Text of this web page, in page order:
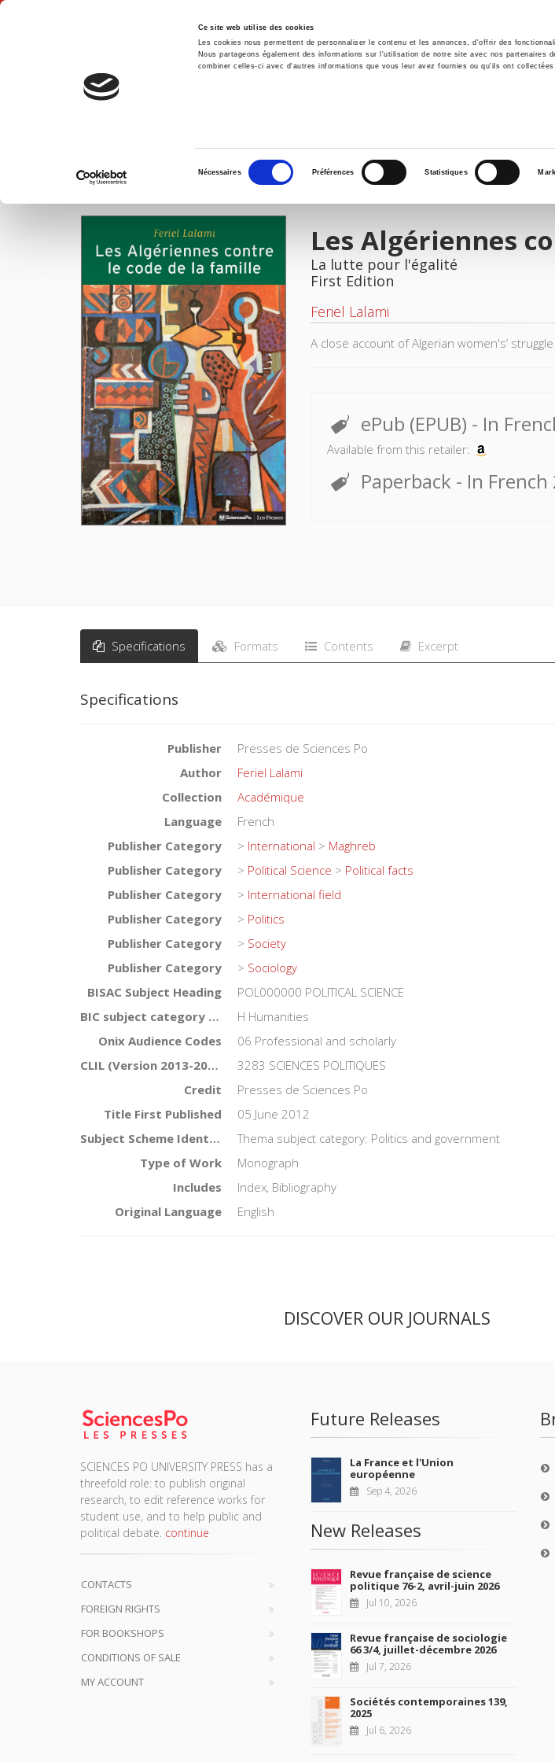
Ce site web utilise des cookies
Les cookies nous permettent de personnaliser le contenu et les annonces, d'offrir des
Nous partageons également des informations sur l'utilisation de notre site avec nos partenaires
combiner celles-ci avec d'autres informations que vous leur avez fournies ou qu'ils ont
consentement
Nécessaires Préférences Statistiques
Home Environment History
IMAGES
Les Algériennes
La lutte pour l'égalité
First Edition
Feriel Lalami
A close account of Algerian women's’
ePub (EPUB) - In
Available from this retailer:
Paperback - In French
Specifications Formats Contents Excerpt
Specifications
Publisher
Presses de Sciences Po
Author
Feriel Lalami
Collection
Académique
Language
French
Publisher Category
> International > Maghreb
Publisher Category
> Political Science > Political facts
Publisher Category
> International field
Publisher Category
> Politics
Publisher Category
> Society
Publisher Category
> Sociology
BISAC Subject Heading
POL000000 POLITICAL SCIENCE
BIC subject category (UK)
H Humanities
Onix Audience Codes
06 Professional and scholarly
CLIL (Version 2013-2019)
3283 SCIENCES POLITIQUES
Credit
Presses de Sciences Po
Title First Published
05 June 2012
Subject Scheme Identifier Code
Thema subject category: Politics and government
Type of Work
Monograph
Includes
Index, Bibliography
Original Language
English
DISCOVER OUR JOURNALS
SCIENCES PO UNIVERSITY PRESS has a
threefold role: to publish original
research, to edit reference works for
student use, and to help public and
political debate. continue
CONTACTS
FOREIGN RIGHTS
FOR BOOKSHOPS
CONDITIONS OF SALE
MY ACCOUNT
Future Releases
La France et l'Union
européenne
Sep 4, 2026
New Releases
Revue française de science
politique 76-2, avril-juin 2026
Jul 10, 2026
Revue française de sociologie
66 3/4, juillet-décembre 2026
Jul 7, 2026
Sociétés contemporaines 139,
2025
Jul 6, 2026